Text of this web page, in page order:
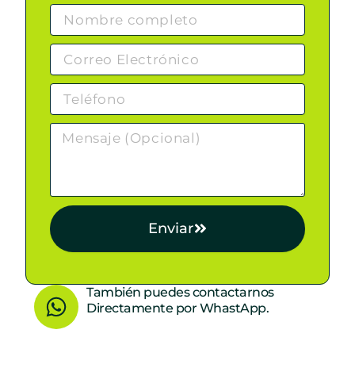
Enviar
W
h
También puedes contactarnos
Directamente por WhastApp.